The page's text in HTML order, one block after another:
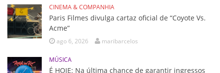
CINEMA & COMPANHIA
Paris Filmes divulga cartaz oficial de “Coyote Vs.
Acme”
ago 6, 2026 maribarcelos
MÚSICA
É HOJE: Na última chance de garantir ingressos